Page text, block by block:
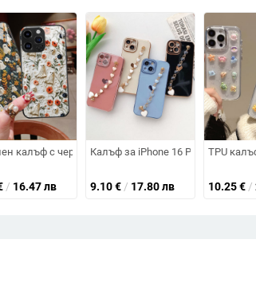
и въртене на 360°
– матов силиконов защитен капак
калъф за Apple 16, нов, 15plus, матиран, 14,
калъф с череп за iPhone 17/16/15 Pro Max и
/ 16.47 лв
Калъф за iPhone 16 Pro Max с
9.10€ / 17.80 лв
TPU
10.25€ /